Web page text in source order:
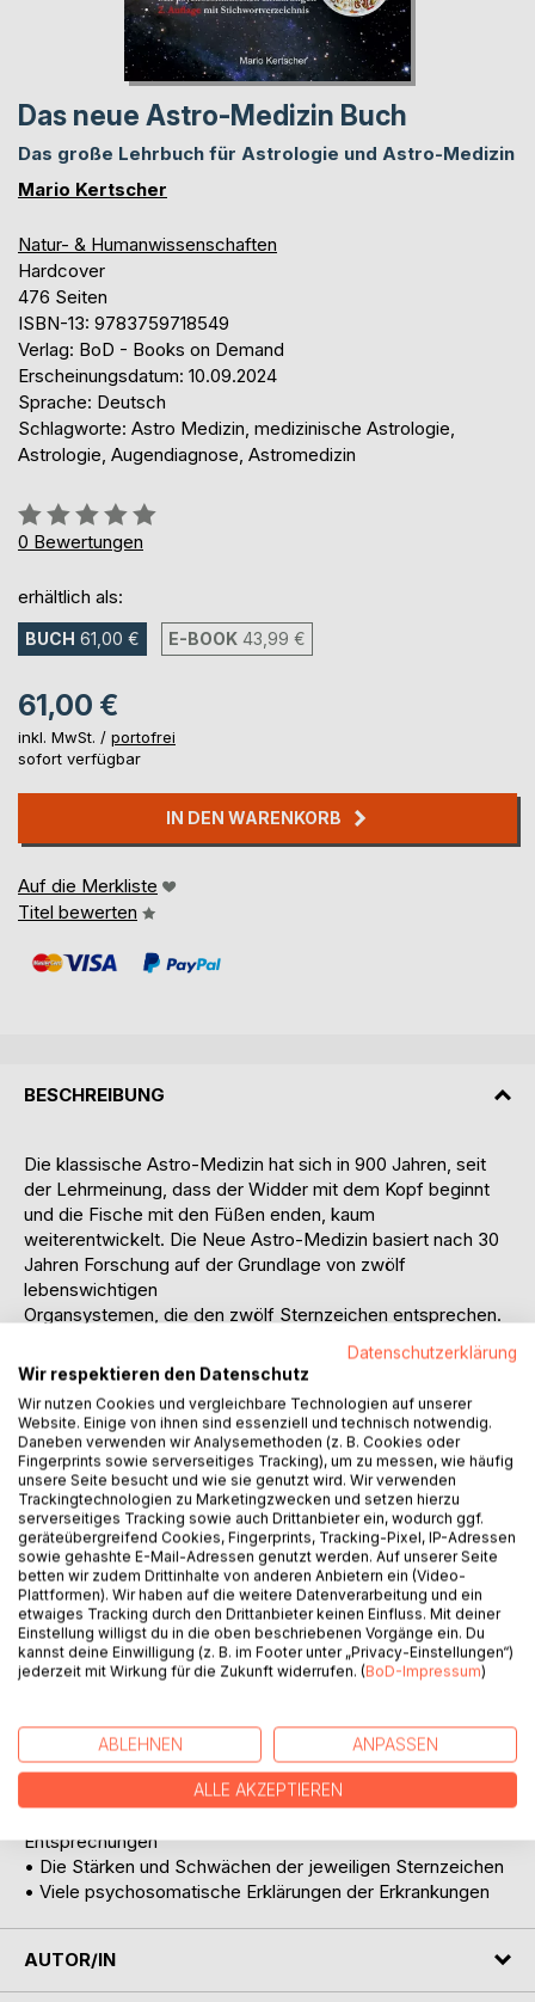
Das neue Astro-Medizin Buch
Das große Lehrbuch für Astrologie und Astro-Medizin
Mario Kertscher
Natur- & Humanwissenschaften
Hardcover
476 Seiten
ISBN-13: 9783759718549
Verlag: BoD - Books on Demand
Erscheinungsdatum: 10.09.2024
Sprache: Deutsch
Schlagworte: Astro Medizin, medizinische Astrologie,
Astrologie, Augendiagnose, Astromedizin
Bewertung::
0%
0 Bewertungen
erhältlich als:
BUCH 61,00 € E-BOOK 43,99 €
61,00 €
inkl. MwSt. / portofrei
sofort verfügbar
IN DEN WARENKORB
Auf die Merkliste
Titel bewerten
BESCHREIBUNG
Die klassische Astro-Medizin hat sich in 900 Jahren, seit
der Lehrmeinung, dass der Widder mit dem Kopf beginnt
und die Fische mit den Füßen enden, kaum
weiterentwickelt. Die Neue Astro-Medizin basiert nach 30
Jahren Forschung auf der Grundlage von zwölf
lebenswichtigen
Organsystemen, die den zwölf Sternzeichen entsprechen.
diesem Werk um eine neue Verbindung zwischen
psychologischer Astrologie, der menschlichen Anatomie,
Psychosomatik und Augendiagnose.
Der Heilpraktiker und Astrologe Mario Kertscher war seit
1986 in eigener Praxis in Lübeck tätig und veröffentlicht
erstmals die organischen Zuordnungen zu den
Sternzeichen mit vielen Erklärungen über die Organe und
den emotionalen Ursachen bei einer Erkrankung.
Aufgebaut ist es für Laien ohne astrologische oder
medizinische Vorkenntnisse aber auch für Psychologen,
Heilpraktiker, Ärzte und jeden, der Astrologie lernen
möchte.
Das astrologische Lehrbuch umfasst die Themen:
• Die Charaktere der Sternzeichen
• Die Anfänge der astrologischen Medizin
• Die Grundlagen der neuen Astro-Medizin
• Die zwölf Sternzeichen und ihre anatomischen
Entsprechungen
• Die Stärken und Schwächen der jeweiligen Sternzeichen
• Viele psychosomatische Erklärungen der Erkrankungen
AUTOR/IN
Datenschutzerklärung
Wir respektieren den Datenschutz
Wir nutzen Cookies und vergleichbare Technologien auf unserer
Website. Einige von ihnen sind essenziell und technisch notwendig.
Daneben verwenden wir Analysemethoden (z. B. Cookies oder
Fingerprints sowie serverseitiges Tracking), um zu messen, wie häufig
unsere Seite besucht und wie sie genutzt wird. Wir verwenden
Trackingtechnologien zu Marketingzwecken und setzen hierzu
serverseitiges Tracking sowie auch Drittanbieter ein, wodurch ggf.
geräteübergreifend Cookies, Fingerprints, Tracking-Pixel, IP-Adressen
sowie gehashte E-Mail-Adressen genutzt werden. Auf unserer Seite
betten wir zudem Drittinhalte von anderen Anbietern ein (Video-
Plattformen). Wir haben auf die weitere Datenverarbeitung und ein
etwaiges Tracking durch den Drittanbieter keinen Einfluss. Mit deiner
Einstellung willigst du in die oben beschriebenen Vorgänge ein. Du
kannst deine Einwilligung (z. B. im Footer unter „Privacy-Einstellungen“)
jederzeit mit Wirkung für die Zukunft widerrufen. (BoD-Impressum)
ABLEHNEN ANPASSEN
ALLE AKZEPTIEREN